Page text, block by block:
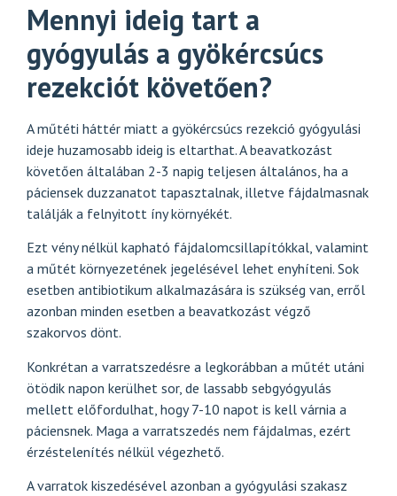
Mennyi ideig tart a
gyógyulás a gyökércsúcs
rezekciót követően?
A műtéti háttér miatt a gyökércsúcs rezekció gyógyulási
ideje huzamosabb ideig is eltarthat. A beavatkozást
követően általában 2-3 napig teljesen általános, ha a
páciensek duzzanatot tapasztalnak, illetve fájdalmasnak
találják a felnyitott íny környékét.
Ezt vény nélkül kapható fájdalomcsillapítókkal, valamint
a műtét környezetének jegelésével lehet enyhíteni. Sok
esetben antibiotikum alkalmazására is szükség van, erről
azonban minden esetben a beavatkozást végző
szakorvos dönt.
Konkrétan a varratszedésre a legkorábban a műtét utáni
ötödik napon kerülhet sor, de lassabb sebgyógyulás
mellett előfordulhat, hogy 7-10 napot is kell várnia a
páciensnek. Maga a varratszedés nem fájdalmas, ezért
érzéstelenítés nélkül végezhető.
A varratok kiszedésével azonban a gyógyulási szakasz